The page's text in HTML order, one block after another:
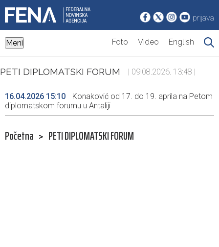
prijava
Meni Foto Video English
PETI DIPLOMATSKI FORUM | 09.08.2026. 13:48 |
16.04.2026 15:10
Konaković od 17. do 19. aprila na Petom
diplomatskom forumu u Antaliji
Početna > PETI DIPLOMATSKI FORUM